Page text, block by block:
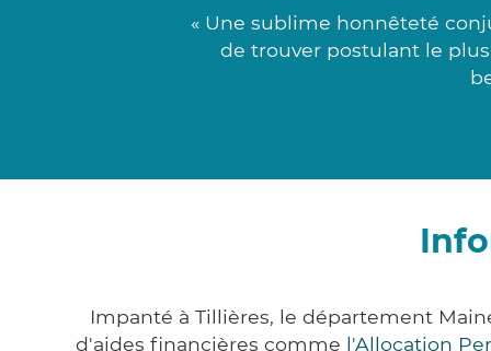
« Une sublime honnêteté
de trouver postulant le
Impanté à Tillières, le département
d'aides financières comme l'Allocation